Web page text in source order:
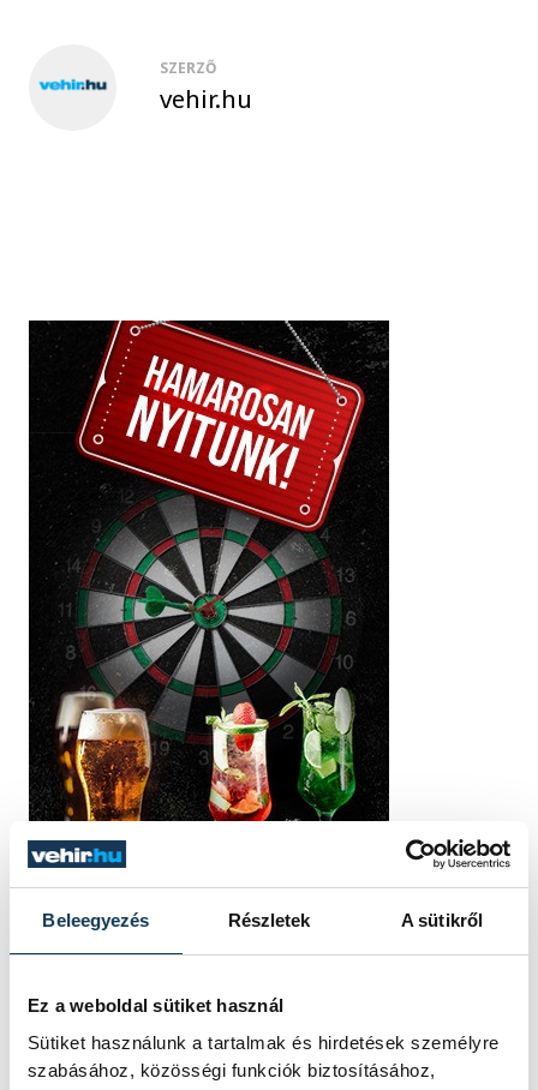
Beleegyezés Részletek A sütikről
Ez a weboldal sütiket használ
Sütiket használunk a tartalmak és hirdetések személyre
szabásához, közösségi funkciók biztosításához,
SZERZŐ
vehir.hu